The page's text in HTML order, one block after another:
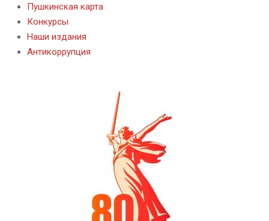
Пушкинская карта
Конкурсы
Наши издания
Антикоррупция